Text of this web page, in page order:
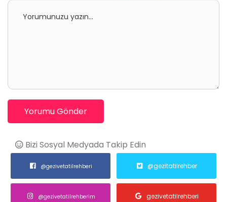
Yorumu Gönder
Bizi Sosyal Medyada Takip Edin
@gezivetatilrehberi @gezitatilrehber
@gezivetatilrehberim gezivetatilrehberi